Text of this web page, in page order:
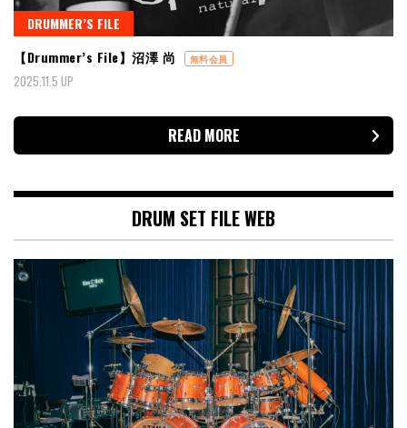
DRUMMER’S FILE
【Drummer’s File】沼澤 尚
無料会員
2025.11.5 UP
READ MORE
DRUM SET FILE WEB